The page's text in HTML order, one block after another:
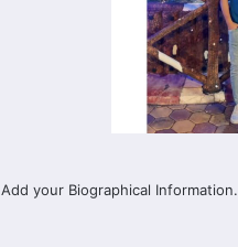
Add your Biographical Information.